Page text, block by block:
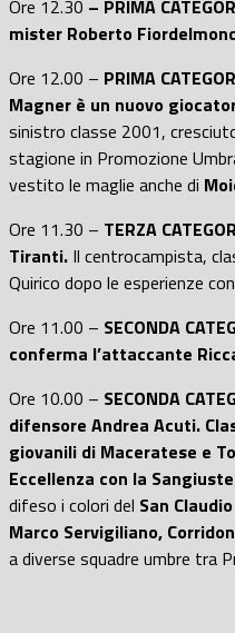
Ore 12.30 – PRIMA
mister Roberto
Ore 12.00 – PRIMA
Magner è un nuovo
sinistro classe 2001,
stagione in Promozione
vestito le maglie anche di
Ore 11.30 – TERZA
Tiranti. Il centrocampista,
Quirico dopo le esperienze con
Ore 11.00 – SECONDA
conferma l’attaccante
Ore 10.00 – SECONDA
difensore Andrea Acuti.
giovanili di Maceratese e
Eccellenza con la
difeso i colori del San Claudio
Marco Servigiliano,
a diverse squadre umbre tra